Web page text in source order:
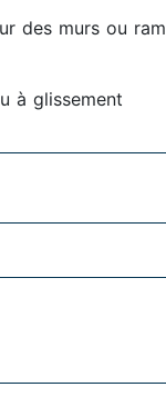
des murs ou
à glissement